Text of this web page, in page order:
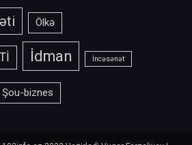
Ölkə
İdman İncəsənət
Şou-biznes